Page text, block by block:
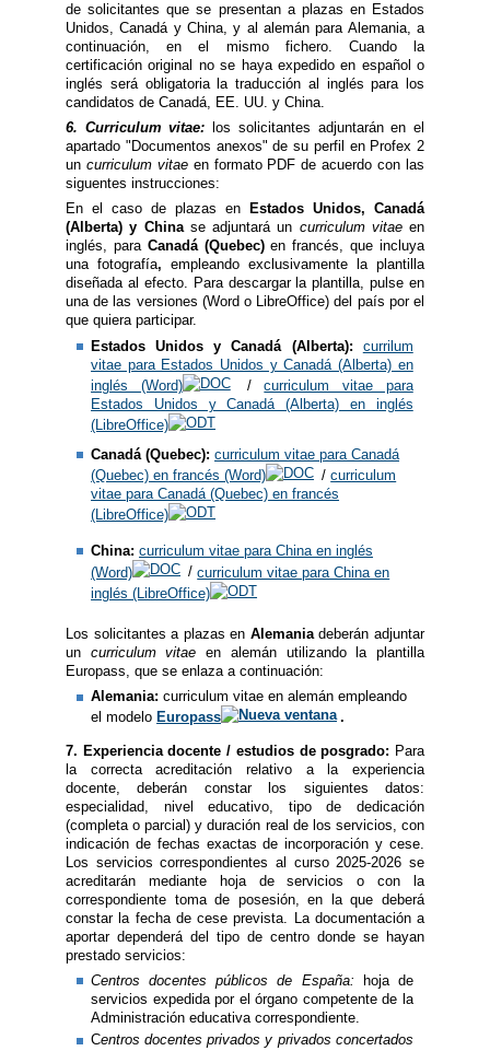
de solicitantes que se presentan a plazas en Estados
Unidos, Canadá y China, y al alemán para Alemania, a
continuación, en el mismo fichero. Cuando la
certificación original no se haya expedido en español o
inglés será obligatoria la traducción al inglés para los
candidatos de Canadá, EE. UU. y China.
6. Curriculum vitae:
los solicitantes adjuntarán en el
apartado "Documentos anexos" de su perfil en Profex 2
un curriculum vitae en formato PDF de acuerdo con las
siguentes instrucciones:
En el caso de plazas en
Estados Unidos, Canadá
(Alberta) y Chinase adjuntará un curriculum vitaeen
inglés, para Canadá (Quebec)en francés, que incluya
una fotografía, empleando exclusivamente la plantilla
diseñada al efecto. ​Para descargar la plantilla, pulse en
una de las versiones (Word o LibreOffice) del país por el
que quiera participar.
Estados Unidos y Canadá (Alberta): currilum
vitae para Estados Unidos y Canadá (Alberta) en
inglés (Word)
/curriculum vitae para
Estados Unidos y Canadá (Alberta) en inglés
(LibreOffice)
Canadá (Quebec):curriculum vitae para Canadá
(Quebec) en francés (Word)
/curriculum
vitae para Canadá (Quebec) en francés
(LibreOffice)
China:curriculum vitae para China en inglés
(Word)
/curriculum vitae para China en
inglés (LibreOffice)
Los solicitantes a plazas en Alemaniadeberán adjuntar
un curriculum vitae en alemán utilizando la plantilla
Europass, que se enlaza a continuación:
Alemania:curriculum vitae en alemán empleando
el modelo Europass .
7. Experiencia docente / estudios de posgrado: Para
la correcta acreditación relativo a la experiencia
docente, deberán constar los siguientes datos:
especialidad, nivel educativo, tipo de dedicación
(completa o parcial) y duración real de los servicios, con
indicación de fechas exactas de incorporación y cese.
Los servicios correspondientes al curso 2025-2026 se
acreditarán mediante hoja de servicios o con la
correspondiente toma de posesión, en la que deberá
constar la fecha de cese prevista. La documentación a
aportar dependerá del tipo de centro donde se hayan
prestado servicios:
Centros docentes públicos de España: hoja de
servicios expedida por el órgano competente de la
Administración educativa correspondiente.
Centros docentes privados y privados concertados